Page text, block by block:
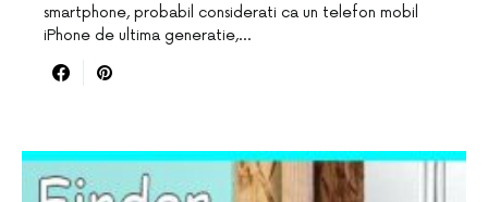
smartphone, probabil considerati ca un telefon mobil
iPhone de ultima generatie,…